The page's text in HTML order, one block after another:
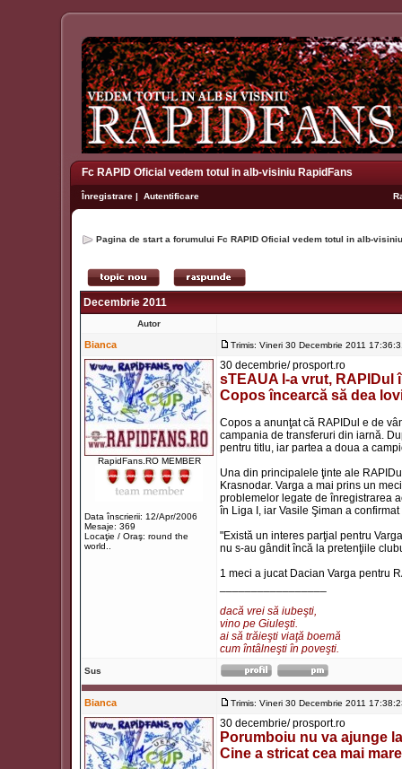
Fc RAPID Oficial vedem totul in alb-visiniu RapidFans
Înregistrare | Autentificare
Pagina de start a forumului Fc RAPID Oficial vedem totul in alb-
Decembrie 2011
Autor
Bianca Trimis: Vineri 30 Decembrie 2011
RapidFans.RO MEMBER
Data înscrierii: 12/Apr/2006
Mesaje: 369
Locaţie / Oraş: round the
world..
30 decembrie/ prosport.ro
sTEAUA l-a vrut, RAPIDul
Copos încearcă să dea
Copos a anunţat că RAPIDul e de
campania de transferuri din iarnă.
pentru titlu, iar partea a doua a
Una din principalele ţinte ale
Krasnodar. Varga a mai prins un
problemelor legate de înregistrarea
în Liga I, iar Vasile Şiman a
"Există un interes parţial pentru
nu s-au gândit încă la pretenţiile
1 meci a jucat Dacian Varga pentru
dacă vrei să iubeşti,
vino pe Giuleşti.
ai să trăieşti viaţă boemă
cum întâlneşti în poveşti.
Sus
Bianca Trimis: Vineri 30 Decembrie 2011
30 decembrie/ prosport.ro
Porumboiu nu va ajunge
Cine a stricat cea mai